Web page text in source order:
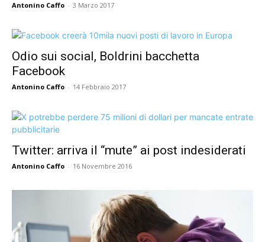
Antonino Caffo - 3 Marzo 2017
Odio sui social, Boldrini bacchetta
Facebook
Antonino Caffo - 14 Febbraio 2017
Twitter: arriva il “mute” ai post indesiderati
Antonino Caffo - 16 Novembre 2016